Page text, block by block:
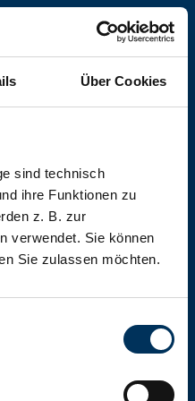
Über Cookies
sind technisch
ihre Funktionen zu
z. B. zur
verwendet. Sie können
Sie zulassen möchten.
Sie Batterien,
Leistung.